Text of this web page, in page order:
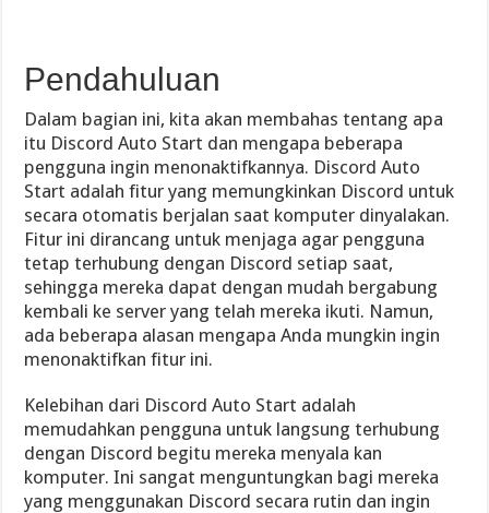
Pendahuluan
Dalam bagian ini, kita akan membahas tentang apa
itu Discord Auto Start dan mengapa beberapa
pengguna ingin menonaktifkannya. Discord Auto
Start adalah fitur yang memungkinkan Discord untuk
secara otomatis berjalan saat komputer dinyalakan.
Fitur ini dirancang untuk menjaga agar pengguna
tetap terhubung dengan Discord setiap saat,
sehingga mereka dapat dengan mudah bergabung
kembali ke server yang telah mereka ikuti. Namun,
ada beberapa alasan mengapa Anda mungkin ingin
menonaktifkan fitur ini.
Kelebihan dari Discord Auto Start adalah
memudahkan pengguna untuk langsung terhubung
dengan Discord begitu mereka menyala kan
komputer. Ini sangat menguntungkan bagi mereka
yang menggunakan Discord secara rutin dan ingin